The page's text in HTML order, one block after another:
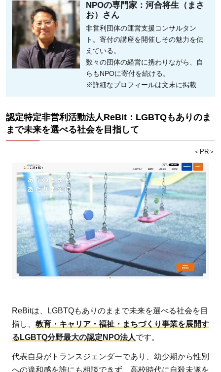
NPOの専門家：河合将生（まさ
お）さん
非営利団体の運営支援コンサルタン
ト。寄付の講座を開催しその魅力を伝
えている。
数々の団体の経営に携わりながら、自
らもNPOに寄付を続ける。
※詳細なプロフィールは文末に掲載
認定特定非営利活動法人ReBit：LGBTQもありのま
まで未来を選べる社会を目指して
＜PR＞
ReBitは、LGBTQもありのままで未来を選べる社会を目
指し、 教育・キャリア・福祉・まちづくり事業を展開す
るLGBTQ分野最大の認定NPO法人です。
代表自身がトランスジェンダーであり、幼少期から性別
への違和感を誰にも相談できず、高校時代に自殺未遂を